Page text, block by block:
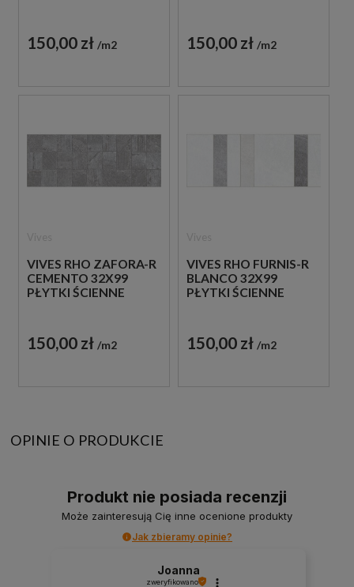
150,00 zł m2 150,00 zł m2
VIVES RHO ZAFORA-R
CEMENTO 32X99
PŁYTKI ŚCIENNE
150,00 zł m2
VIVES RHO FURNIS-R
BLANCO 32X99
PŁYTKI ŚCIENNE
150,00 zł m2
OPINIE O PRODUKCIE
Produkt nie posiada recenzji
Może zainteresują Cię inne ocenione produkty
Jak zbieramy opinie?
Joanna
zweryfikowano